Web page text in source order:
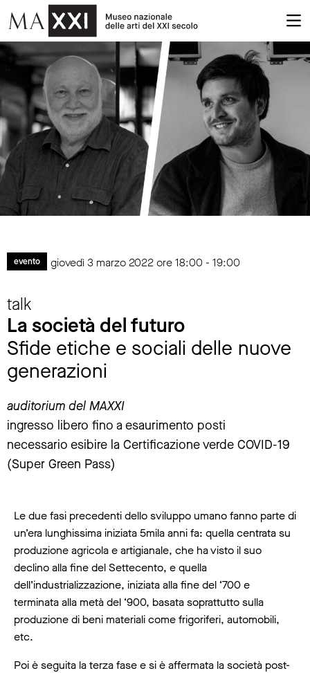
evento giovedì 3 marzo 2022 ore 18:00 - 19:00
talk
La società del futuro
Sfide etiche e sociali delle nuove
generazioni
auditorium del MAXXI
ingresso libero fino a esaurimento posti
necessario esibire la Certificazione verde COVID-19
(Super Green Pass)
Le due fasi precedenti dello sviluppo umano fanno parte di
un’era lunghissima iniziata 5mila anni fa: quella centrata su
produzione agricola e artigianale, che ha visto il suo
declino alla fine del Settecento, e quella
dell’industrializzazione, iniziata alla fine del ‘700 e
terminata alla metà del ‘900, basata soprattutto sulla
produzione di beni materiali come frigoriferi, automobili,
etc.
Poi è seguita la terza fase e si è affermata la società post-